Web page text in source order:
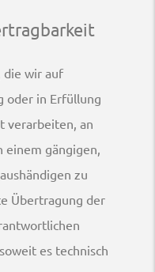
die wir auf
oder in Erfüllung
verarbeiten, an
einem gängigen,
zu
Übertragung der
es technisch